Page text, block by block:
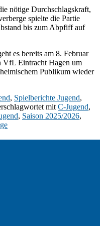
nötige Durchschlagskraft,
spielte die Partie
bis zum Abpfiff auf
es bereits am 8. Februar
VfL Eintracht Hagen um
Publikum wieder
, Spielberichte Jugend,
mit C-Jugend,
, Saison 2025/2026,